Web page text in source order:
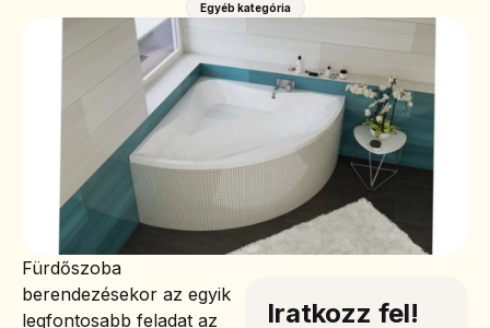
Egyéb kategória
Fürdőszoba
berendezésekor az egyik
legfontosabb feladat az
Iratkozz fel!